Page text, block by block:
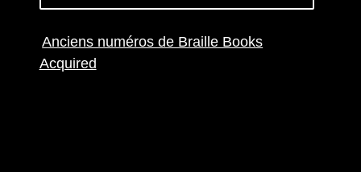
Anciens numéros de Braille Books
Acquired